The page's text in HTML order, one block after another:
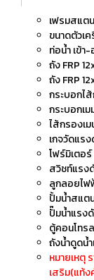
เฟรมสแต
ขนาดตัวเ
ท่อน้ำ เข้า
ถัง FRP
ถัง FRP
กระบอก
กระบอก
ไส้กรอง
เกจวั
โฟร์
สวิชท์แ
ลูกล
ปั้มน้ำสแ
ปั๊มน้ำแร
ตู้คอน
ถังน้ำดูด
หมายเหตุ
เสริม(แท้ง